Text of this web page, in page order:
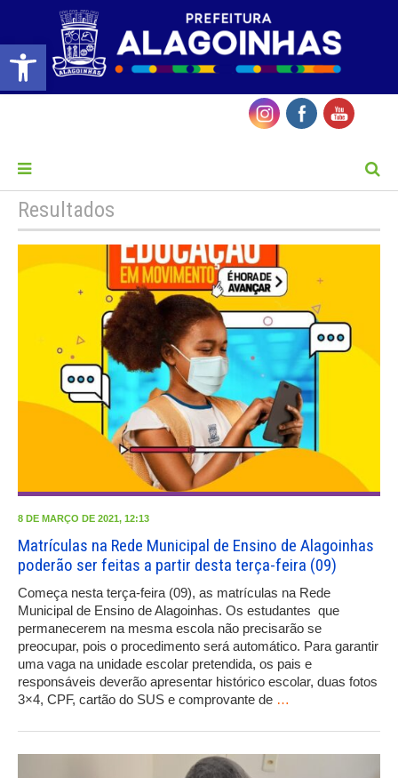
Barra de Ferramentas Aberta
Resultados
8 DE MARÇO DE 2021, 12:13
Matrículas na Rede Municipal de Ensino de Alagoinhas
poderão ser feitas a partir desta terça-feira (09)
Começa nesta terça-feira (09), as matrículas na Rede
Municipal de Ensino de Alagoinhas. Os estudantes que
permanecerem na mesma escola não precisarão se
preocupar, pois o procedimento será automático. Para garantir
uma vaga na unidade escolar pretendida, os pais e
responsáveis deverão apresentar histórico escolar, duas fotos
3×4, CPF, cartão do SUS e comprovante de …